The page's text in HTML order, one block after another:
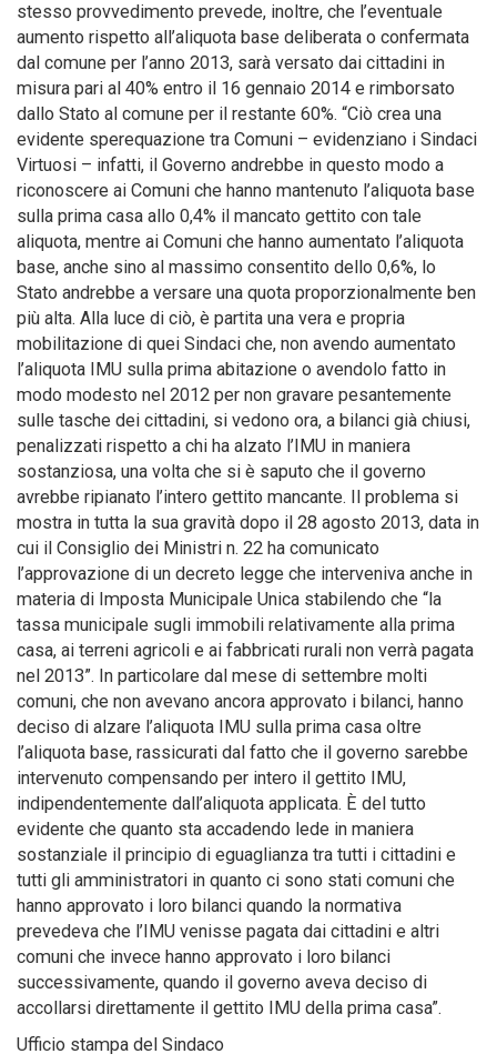
stesso provvedimento prevede, inoltre, che l’eventuale
aumento rispetto all’aliquota base deliberata o confermata
dal comune per l’anno 2013, sarà versato dai cittadini in
misura pari al 40% entro il 16 gennaio 2014 e rimborsato
dallo Stato al comune per il restante 60%. “Ciò crea una
evidente sperequazione tra Comuni – evidenziano i Sindaci
Virtuosi – infatti, il Governo andrebbe in questo modo a
riconoscere ai Comuni che hanno mantenuto l’aliquota base
sulla prima casa allo 0,4% il mancato gettito con tale
aliquota, mentre ai Comuni che hanno aumentato l’aliquota
base, anche sino al massimo consentito dello 0,6%, lo
Stato andrebbe a versare una quota proporzionalmente ben
più alta. Alla luce di ciò, è partita una vera e propria
mobilitazione di quei Sindaci che, non avendo aumentato
l’aliquota IMU sulla prima abitazione o avendolo fatto in
modo modesto nel 2012 per non gravare pesantemente
sulle tasche dei cittadini, si vedono ora, a bilanci già chiusi,
penalizzati rispetto a chi ha alzato l’IMU in maniera
sostanziosa, una volta che si è saputo che il governo
avrebbe ripianato l’intero gettito mancante. Il problema si
mostra in tutta la sua gravità dopo il 28 agosto 2013, data in
cui il Consiglio dei Ministri n. 22 ha comunicato
l’approvazione di un decreto legge che interveniva anche in
materia di Imposta Municipale Unica stabilendo che “la
tassa municipale sugli immobili relativamente alla prima
casa, ai terreni agricoli e ai fabbricati rurali non verrà pagata
nel 2013”. In particolare dal mese di settembre molti
comuni, che non avevano ancora approvato i bilanci, hanno
deciso di alzare l’aliquota IMU sulla prima casa oltre
l’aliquota base, rassicurati dal fatto che il governo sarebbe
intervenuto compensando per intero il gettito IMU,
indipendentemente dall’aliquota applicata. È del tutto
evidente che quanto sta accadendo lede in maniera
sostanziale il principio di eguaglianza tra tutti i cittadini e
tutti gli amministratori in quanto ci sono stati comuni che
hanno approvato i loro bilanci quando la normativa
prevedeva che l’IMU venisse pagata dai cittadini e altri
comuni che invece hanno approvato i loro bilanci
successivamente, quando il governo aveva deciso di
accollarsi direttamente il gettito IMU della prima casa”.
Ufficio stampa del Sindaco